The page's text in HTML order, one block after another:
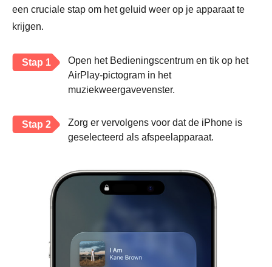
een cruciale stap om het geluid weer op je apparaat te
krijgen.
Stap 1
Open het Bedieningscentrum en tik op het
AirPlay-pictogram in het
muziekweergavevenster.
Stap 2
Zorg er vervolgens voor dat de iPhone is
geselecteerd als afspeelapparaat.